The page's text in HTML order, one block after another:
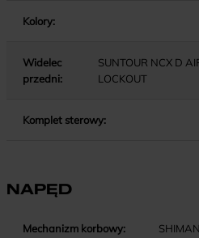
Kolory:
Widelec
przedni:
SUNTOUR NCX D
LOCKOUT
Komplet sterowy:
NAPĘD
Mechanizm korbowy: